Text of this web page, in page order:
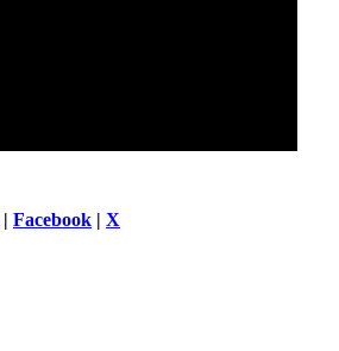
| Facebook | X